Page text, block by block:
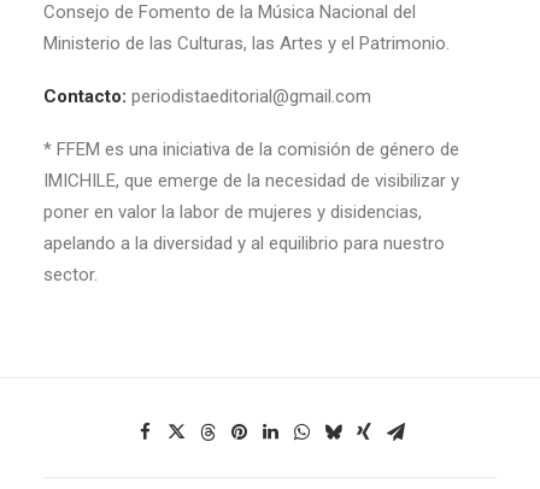
Consejo de Fomento de la Música Nacional del
Ministerio de las Culturas, las Artes y el Patrimonio.
Contacto: periodistaeditorial@gmail.com
* FFEM es una iniciativa de la comisión de género de
IMICHILE, que emerge de la necesidad de visibilizar y
poner en valor la labor de mujeres y disidencias,
apelando a la diversidad y al equilibrio para nuestro
sector.